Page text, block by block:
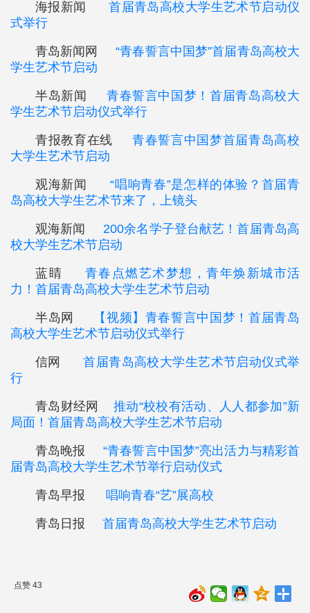
海报新闻首届青岛高校大学生艺术节启动仪
式举行
青岛新闻网“青春誓言中国梦”首届青岛高校大
学生艺术节启动
半岛新闻 青春誓言中国梦！首届青岛高校大
学生艺术节启动仪式举行
青报教育在线青春誓言中国梦首届青岛高校
大学生艺术节启动
观海新闻
“唱响青春”是怎样的体验？首届青
岛高校大学生艺术节来了，上镜头
观海新闻 200余名学子登台献艺！首届青岛高
校大学生艺术节启动
蓝睛 青春点燃艺术梦想，青年焕新城市活
力！首届青岛高校大学生艺术节启动
半岛网
【视频】青春誓言中国梦！首届青岛
高校大学生艺术节启动仪式举行
信网首届青岛高校大学生艺术节启动仪式举
行
青岛财经网 推动“校校有活动、人人都参加”新
局面！首届青岛高校大学生艺术节启动
青岛晚报
“青春誓言中国梦”亮出活力与精彩首
届青岛高校大学生艺术节举行启动仪式
青岛早报 唱响青春“艺”展高校
青岛日报 首届青岛高校大学生艺术节启动
点赞 43